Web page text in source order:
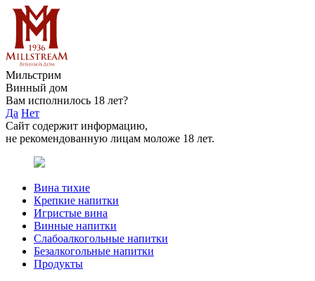
Мильстрим
Винный дом
Вам исполнилось 18 лет?
Да Нет
Сайт содержит информацию,
не рекомендованную лицам моложе 18 лет.
Вина тихие
Крепкие напитки
Игристые вина
Винные напитки
Слабоалкогольные напитки
Безалкогольные напитки
Продукты